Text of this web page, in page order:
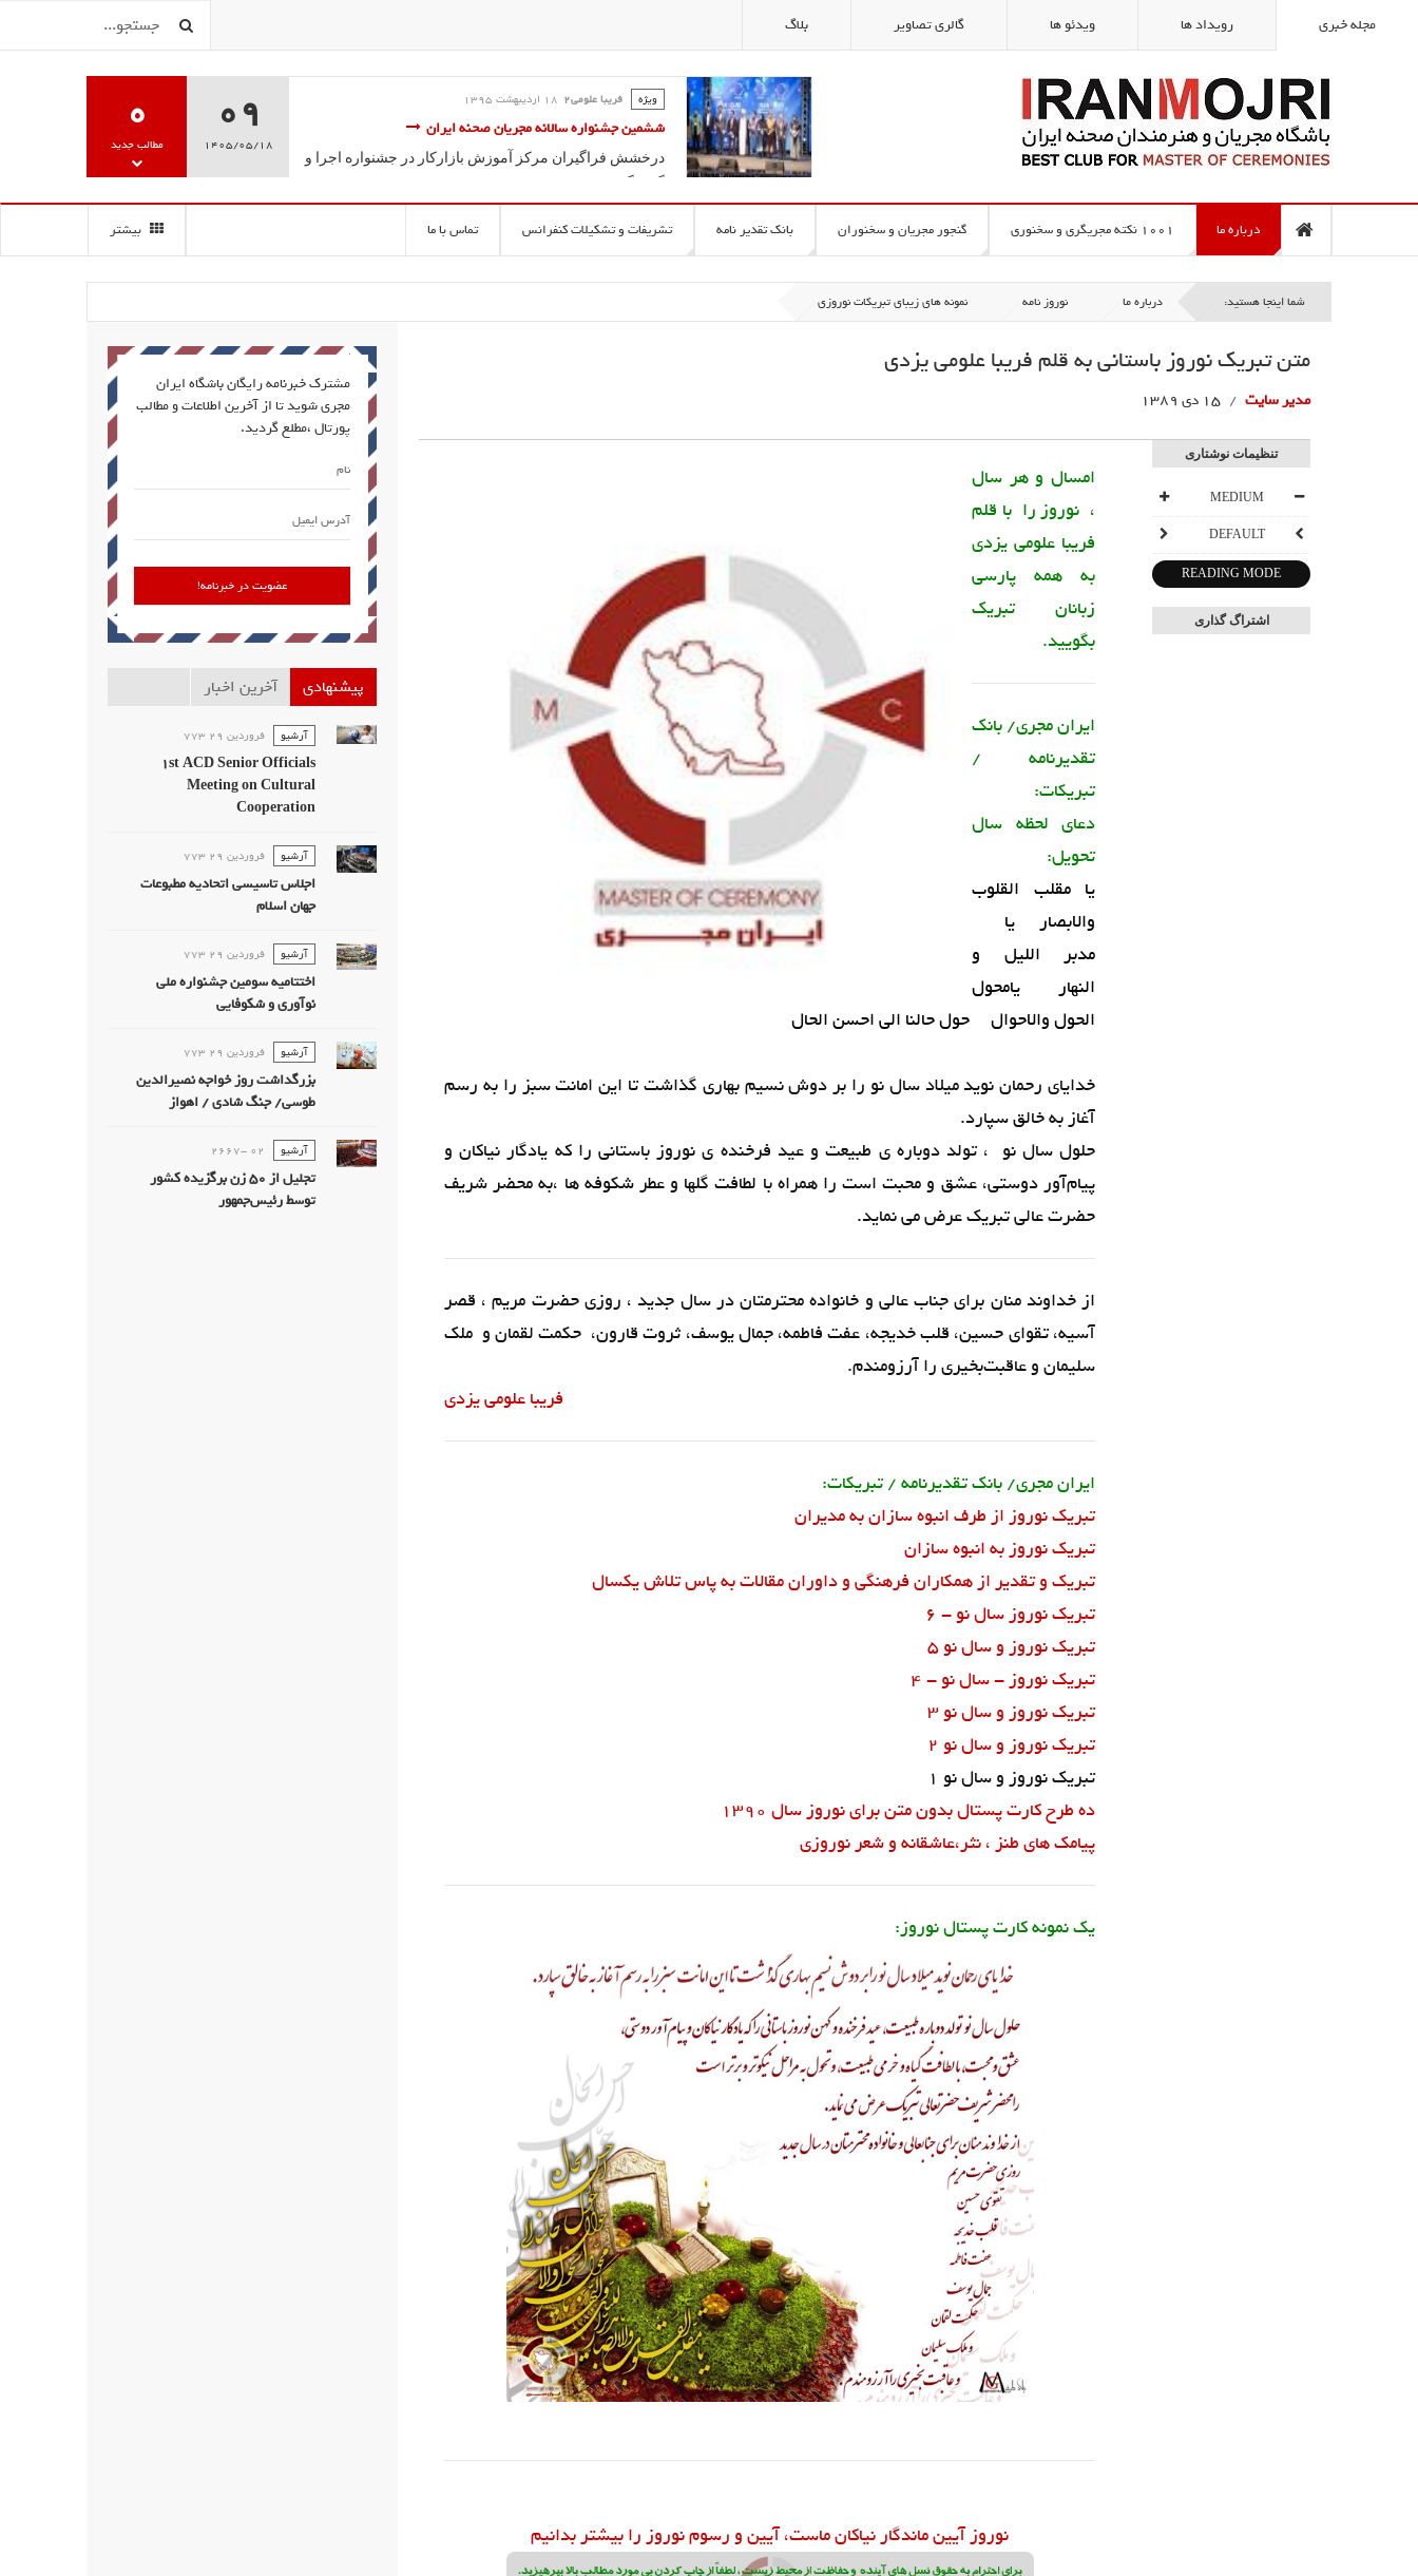
مجله خبری رویداد ها ویدئو ها گالری تصاویر بلاگ
ششمین جشنواره سالانه
درخشش فراگیران مرکز
گویندگی
ویژه فریبا علومی2 18 ارديبهشت 1395
کلاس گویندگی و آیین سخنوری ؛ آموزش تخصصی گویندگی، فن بیان
فریبا علومی یزدی
آموزش سخنوری و فن بیان در مدرسه سخن آغاز به کار کرد.
09
1405/05/18
0
مطالب جدید
درباره ما 1001 نکته مجریگری و سخنوری گنجور مجریان و سخنوران بانک تقدیر نامه تشریفات و تشکیلات کنفرانس تماس با ما بیشتر
شما اینجا هستید: درباره ما نوروز نامه نمونه های زیبای تبریکات نوروزی
متن تبریک نوروز باستانی به قلم فریبا علومی یزدی
مدیر سایت 15 دی 1389
تنظیمات نوشتاری
MEDIUM
DEFAULT
READING MODE
اشتراگ گذاری
امسال و هر سال
، نوروز را با قلم
فریبا علومی یزدی
به همه پارسی
زبانان تبریک
بگویید.
ایران مجری/ بانک
تقدیرنامه /
تبریکات:
دعای لحظه سال
تحویل:
یا مقلب القلوب
والابصار یا
مدبر اللیل و
النهار یامحول
الحول والاحوال حول حالنا الی احسن الحال
خدایای رحمان نوید میلاد سال نو را بر دوش نسیم بهاری گذاشت تا این امانت سبز را به رسم
آغاز به خالق سپارد.
حلول سال نو ، تولد دوباره ی طبیعت و عید فرخنده ی نوروز باستانی را که یادگار نیاکان و
پیام‌آور دوستی، عشق و محبت است را همراه با لطافت گلها و عطر شکوفه ها ،به محضر شریف
حضرت عالی تبریک عرض می نماید.
از خداوند منان برای جناب عالی و خانواده محترمتان در سال جدید ، روزی حضرت مریم ، قصر
آسیه، تقوای حسین، قلب خدیجه، عفت فاطمه، جمال یوسف، ثروت قارون، حکمت لقمان و ملک
سلیمان و عاقبت‌‌بخیری را آرزومندم.
فریبا علومی یزدی
ایران مجری/ بانک تقدیرنامه / تبریکات:
تبریک نوروز از طرف انبوه سازان به مدیران
تبریک نوروز به انبوه سازان
تبریک و تقدیر از همکاران فرهنگی و داوران مقالات به پاس تلاش یکسال
تبریک نوروز سال نو - 6
تبریک نوروز و سال نو 5
تبریک نوروز - سال نو - 4
تبریک نوروز و سال نو 3
تبریک نوروز و سال نو 2
تبریک نوروز و سال نو 1
ده طرح کارت پستال بدون متن برای نوروز سال 1390
پیامک های طنز ، نثر،عاشقانه و شعر نوروزی
یک نمونه کارت پستال نوروز:
نوروز آیین ماندگار نیاکان ماست، آیین و رسوم نوروز را بیشتر بدانیم
مشترک خبرنامه رایگان باشگاه ایران
مجری شوید تا از آخرین اطلاعات و مطالب
پورتال ،مطلع گردید.
پیشنهادی آخرین اخبار
آرشیو فروردين 29 773
1st ACD Senior Officials
Meeting on Cultural
Cooperation
آرشیو فروردين 29 773
اجلاس تاسیسی اتحادیه مطبوعات
جهان اسلام
آرشیو فروردين 29 773
اختتامیه سومین جشنواره ملی
نوآوری و شکوفایی
آرشیو فروردين 29 773
بزرگداشت روز خواجه نصیرالدین
طوسی/ جنگ شادی / اهواز
آرشیو 02 -2667
تجليل از 50 زن برگزيده كشور
توسط رئیس‌جمهور